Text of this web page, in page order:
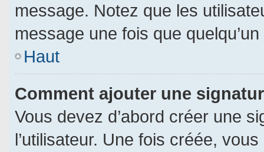
message. Notez que les
message une fois que
Haut
Comment ajouter une
Vous devez d’abord créer une
l’utilisateur. Une fois créée,